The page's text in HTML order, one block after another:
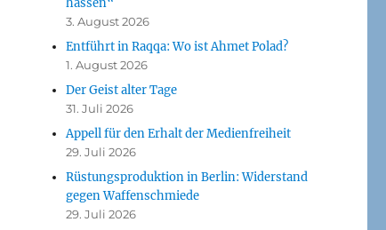
3. August 2026
Entführt in Raqqa: Wo ist Ahmet Polad?
1. August 2026
Der Geist alter Tage
31. Juli 2026
Appell für den Erhalt der Medienfreiheit
29. Juli 2026
Rüstungsproduktion in Berlin: Widerstand
gegen Waffenschmiede
29. Juli 2026